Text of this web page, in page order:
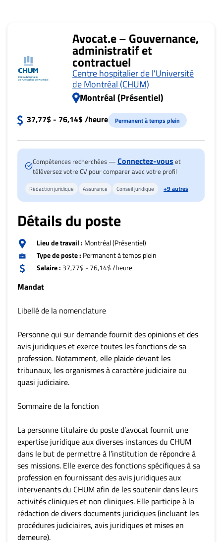
TROUVEZ-
NOUS
À
propos
Infolettre
S’abonner
Politique de
Avocat.e – Gouvernance,
administratif et
contractuel
Centre hospitalier de l'Université
de Montréal (CHUM)
Montréal (Présentiel)
37,77$ - 76,14$ /heure Permanent à temps plein
Compétences recherchées — Connectez-vous et
téléversez votre CV pour comparer avec votre profil
Rédaction juridique Assurance Conseil juridique +9 autres
Détails du poste
Lieu de travail : Montréal (Présentiel)
Type de poste : Permanent à temps plein
Salaire : 37,77$ - 76,14$ /heure
Mandat
Libellé de la nomenclature
Personne qui sur demande fournit des opinions et des
avis juridiques et exerce toutes les fonctions de sa
profession. Notamment, elle plaide devant les
tribunaux, les organismes à caractère judiciaire ou
quasi judiciaire.
Sommaire de la fonction
La personne titulaire du poste d’avocat fournit une
expertise juridique aux diverses instances du CHUM
dans le but de permettre à l’institution de répondre à
ses missions. Elle exerce des fonctions spécifiques à sa
profession en fournissant des avis juridiques aux
intervenants du CHUM afin de les soutenir dans leurs
activités cliniques et non cliniques. Elle participe à la
rédaction de divers documents juridiques (incluant les
procédures judiciaires, avis juridiques et mises en
demeure).